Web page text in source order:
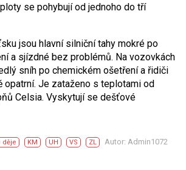
se pohybují od jednoho do tří
jsou hlavní silniční tahy mokré po
a sjízdné bez problémů. Na vozovkách
sníh po chemickém ošetření a řidiči
opatrní. Je zataženo s teplotami od
Celsia. Vyskytují se dešťové
děje KM UH VS ZL Autor: Admin1072